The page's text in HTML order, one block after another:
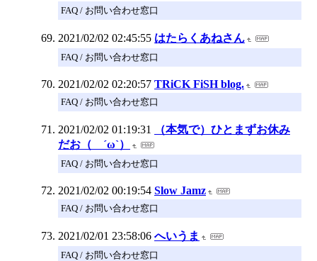
FAQ / お問い合わせ窓口
2021/02/02 02:45:55 はたらくあねさん
FAQ / お問い合わせ窓口
2021/02/02 02:20:57 TRiCK FiSH blog.
FAQ / お問い合わせ窓口
2021/02/02 01:19:31
（本気で）ひとまずお休み
だお（ ´ω`）
FAQ / お問い合わせ窓口
2021/02/02 00:19:54 Slow Jamz
FAQ / お問い合わせ窓口
2021/02/01 23:58:06 へいうま
FAQ / お問い合わせ窓口